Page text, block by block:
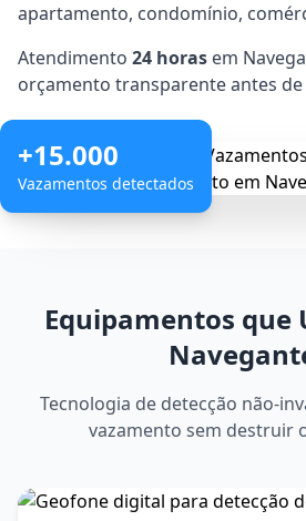
apartamento, condomínio,
Atendimento 24 horas em
orçamento transparente antes
+15.000
Vazamentos detectados
Equipamentos que
Tecnologia de detecção não-
vazamento sem destruir